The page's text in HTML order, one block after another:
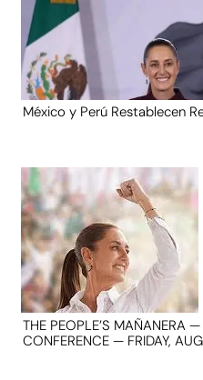
México y Perú Restablecen
THE PEOPLE’S MAÑANERA
CONFERENCE — FRIDAY,